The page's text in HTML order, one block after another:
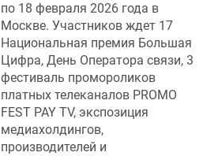
по 18 февраля 2026 года в
Москве. Участников ждет 17
Национальная премия Большая
Цифра, День Оператора связи, 3
фестиваль промороликов
платных телеканалов PROMO
FEST PAY TV, экспозиция
медиахолдингов,
производителей и